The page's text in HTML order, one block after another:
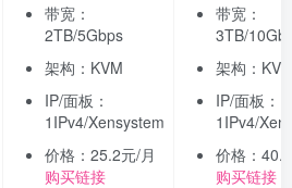
带宽：
2TB/5Gbps
架构：KVM
IP/面板：
1IPv4/Xensystem
价格：25.2元/月
购买链接
带宽：
3TB/
架构：
IP/面板：
1IPv4/
价格：
购买链接